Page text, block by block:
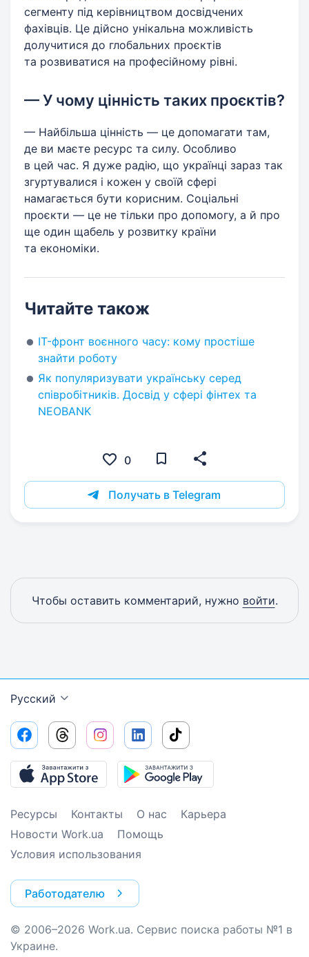
сегменту під керівництвом досвідчених
фахівців. Це дійсно унікальна можливість
долучитися до глобальних проєктів
та розвиватися на професійному рівні.
— У чому цінність таких проєктів?
— Найбільша цінність — це допомагати там,
де ви маєте ресурс та силу. Особливо
в цей час. Я дуже радію, що українці зараз так
згуртувалися і кожен у своїй сфері
намагається бути корисним. Соціальні
проєкти — це не тільки про допомогу, а й про
ще один щабель у розвитку країни
та економіки.
Читайте також
IT-фронт воєнного часу: кому простіше
знайти роботу
Як популяризувати українську серед
співробітників. Досвід у сфері фінтех та
NEOBANK
0
Получать в Telegram
Чтобы оставить комментарий, нужно войти.
Русский
Ресурсы Контакты О нас
Карьера
Новости Work.ua
Помощь
Условия использования
Работодателю
© 2006–2026 Work.ua. Сервис поиска работы №1 в
Украине.